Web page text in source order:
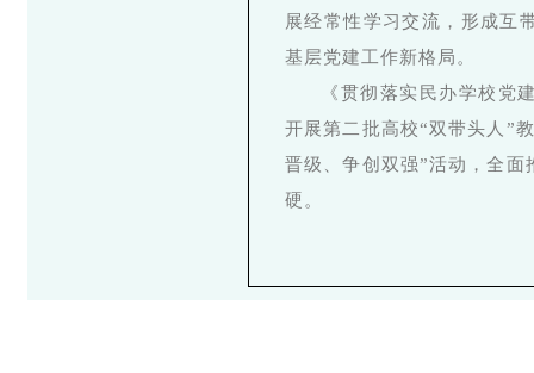
展经常性学习交流，形成互
基层党建工作新格局。
《贯彻落实民办学校党
开展第二批高校“双带头人”
晋级、争创双强”活动，全
硬。